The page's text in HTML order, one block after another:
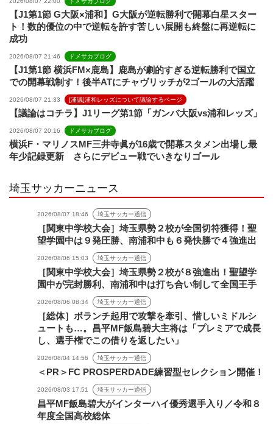
【J1第1節 G大阪×浦和】G大阪が逆転勝利で開幕白星スター
ト！数的優位の中で逆転を許す苦しい展開も終盤に再逆転に
成功
2026/08/07 21:46 ドメサカブログ
【J1第1節 横浜FM×鹿島】鹿島が劇的すぎる逆転勝利で国立
での開幕戦制す！後半ATにチャヴリッチが2ゴールの大活躍
2026/08/07 21:33 [浦議]浦和レッズについて議論するページ
【議論はコチラ】J1リーグ第1節「ガンバ大阪vs浦和レッズ」
2026/08/07 20:16 ドメサカブログ
横浜F・マリノスMF三井寺眞が16歳で開幕スタメン出場し最
年少記録更新 さらにデビュー戦でいきなりゴール
埼玉サッカーニュース
2026/08/07 18:46 埼玉サッカー通信
［関東中学校大会］埼玉県勢２校が全国切符獲得！聖
望学園中は９発圧勝、南浦和中も６発快勝で４強進出
2026/08/06 15:03 埼玉サッカー通信
［関東中学校大会］埼玉県勢２校が８強進出！聖望学
園中が完封勝利、南浦和中は打ち合い制して全国王手
2026/08/06 08:34 埼玉サッカー通信
［総体］ボランチ起用で攻撃を牽引、惜しいミドルシ
ュートも…。昌平MF飯島碧大主将は「プレミアで成長
し、選手権でこの借りを返したい」
2026/08/04 14:56 埼玉サッカー通信
＜PR＞FC PROSPERDADE練習型セレクション開催！
2026/08/03 17:51 埼玉サッカー通信
昌平MF飯島碧大がインターハイ優秀選手入り／令和８
年度全国高校総体